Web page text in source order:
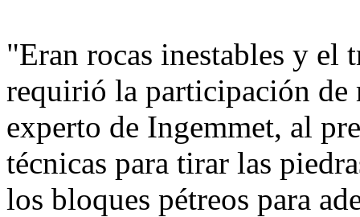
"Eran rocas inestables y el
requirió la participación de
experto de Ingemmet, al
técnicas para tirar las
los bloques pétreos para